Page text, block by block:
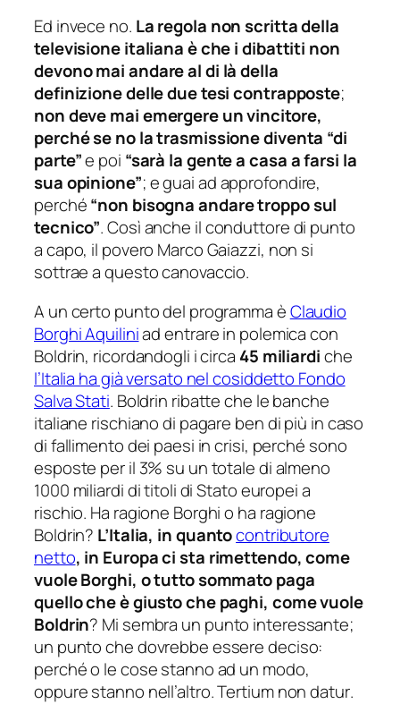
Ed invece no. La regola non scritta della
televisione italiana è che i dibattiti non
devono mai andare al di là della
definizione delle due tesi contrapposte;
non deve mai emergere un vincitore,
perché se no la trasmissione diventa “di
parte”e poi “sarà la gente a casa a farsi la
sua opinione”; e guai ad approfondire,
perché“non bisogna andare troppo sul
tecnico”. Così anche il conduttore di punto
a capo, il povero Marco Gaiazzi, non si
sottrae a questo canovaccio.
A un certo punto del programma èClaudio
Borghi Aquiliniad entrare in polemica con
Boldrin, ricordandogli i circa 45 miliardiche
l’Italia ha già versato nel cosiddetto Fondo
Salva Stati. Boldrin ribatte che le banche
italiane rischiano di pagare ben di più in caso
di fallimento dei paesi in crisi, perché sono
esposte per il 3% su un totale di almeno
1000 miliardi di titoli di Stato europei a
rischio. Ha ragione Borghi o ha ragione
Boldrin? L’Italia, in quantocontributore
netto, in Europa ci sta rimettendo, come
vuole Borghi, o tutto sommato paga
quello che è giusto che paghi, come vuole
Boldrin? Mi sembra un punto interessante;
un punto che dovrebbe essere deciso:
perché o le cose stanno ad un modo,
oppure stanno nell’altro.Tertium non datur.